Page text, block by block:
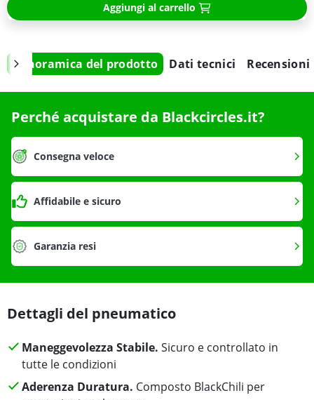
Aggiungi al carrello
Panoramica del prodotto Dati tecnici Recensioni
Perché acquistare da Blackcircles.it?
Consegna veloce
Affidabile e sicuro
Garanzia resi
Dettagli del pneumatico
Maneggevolezza Stabile. Sicuro e controllato in
tutte le condizioni
Aderenza Duratura. Composto BlackChili per